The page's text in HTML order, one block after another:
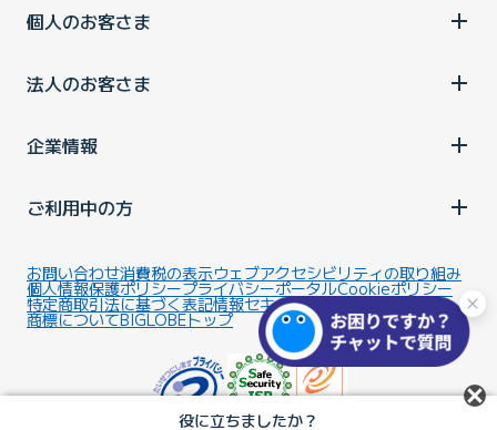
役に立ちましたか？
個人のお客さま
法人のお客さま
企業情報
ご利用中の方
お問い合わせ消費税の表示ウェブアクセシビリティの取り組み
個人情報保護ポリシープライバシーポータルCookieポリシー
特定商取引法に基づく表記情報セキュリティ基本方針
商標についてBIGLOBEトップ